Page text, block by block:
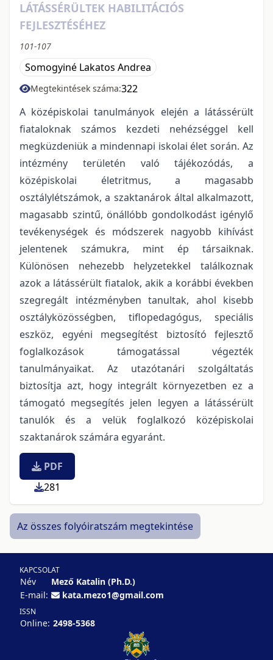
LÁTÁSSÉRÜLTEK HABILITÁCIÓS
FEJLESZTÉSÉHEZ
101-107
Somogyiné Lakatos Andrea
Megtekintések száma:322
A középiskolai tanulmányok elején a látássérült
fiataloknak számos kezdeti nehézséggel kell
megküzdeniük a mindennapi iskolai élet során. Az
intézmény területén való tájékozódás, a
középiskolai életritmus, a magasabb
osztálylétszámok, a szaktanárok által alkalmazott,
magasabb szintű, önállóbb gondolkodást igénylő
tevékenységek és módszerek nagyobb kihívást
jelentenek számukra, mint ép társaiknak.
Különösen nehezebb helyzetekkel találkoznak
azok a látássérült fiatalok, akik a korábbi években
szegregált intézményben tanultak, ahol kisebb
osztályközösségben, tiflopedagógus, speciális
eszköz, egyéni megsegítést biztosító fejlesztő
foglalkozások támogatással végezték
tanulmányaikat. Az utazótanári szolgáltatás
biztosítja azt, hogy integrált környezetben ez a
támogató megsegítés jelen legyen a látássérült
tanulók és a velük foglalkozó középiskolai
szaktanárok számára egyaránt.
PDF
281
Az összes folyóiratszám megtekintése
KAPCSOLAT
Név
Mező Katalin (Ph.D.)
E-mail:
kata.mezo1@gmail.com
ISSN
Online: 2498-5368